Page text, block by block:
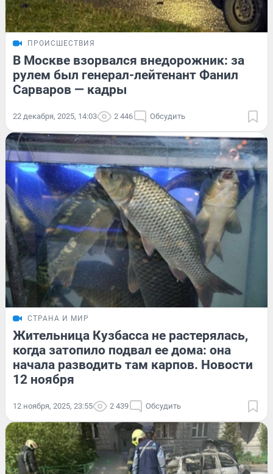
ПРОИСШЕСТВИЯ
В Москве взорвался внедорожник: за
рулем был генерал-лейтенант Фанил
Сарваров — кадры
22 декабря, 2025, 14:03 2 446 Обсудить
СТРАНА И МИР
Жительница Кузбасса не растерялась,
когда затопило подвал ее дома: она
начала разводить там карпов. Новости
12 ноября
12 ноября, 2025, 23:55 2 439 Обсудить